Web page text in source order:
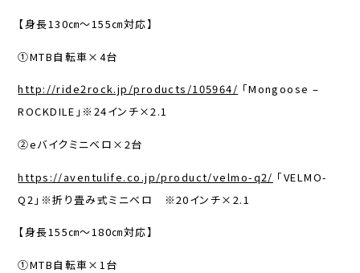
【身長130㎝～155㎝対応】
①MTB自転車×4台
http://ride2rock.jp/products/105964/ 「Mongoose –
ROCKDILE」※24インチ×2.1
②eバイクミニベロ×2台
https://aventulife.co.jp/product/velmo-q2/ 「VELMO-
Q2」※折り畳み式ミニベロ ※20インチ×2.1
【身長155㎝～180㎝対応】
①MTB自転車×1台